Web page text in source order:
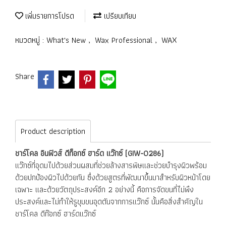
เพิ่มรายการโปรด
เปรียบเทียบ
หมวดหมู่ : What's New , Wax Professional , WAX
Share
Product description
ชาร์โคล อินฟิวส์ ดีท็อกซ์ ฮาร์ด แว๊กซ์ (GIW-0286)
แว๊กซ์ที่อุดมไปด้วยส่วนผสมที่ช่วยล้างสารพิษและช่วยบำรุงผิวพร้อม
ด้วยปกป้องผิวไปด้วยกัน ซึ่งด้วยสูตรที่พัฒนาขึ้นมาสำหรับผิวหน้าโดย
เฉพาะ และด้วยวัตถุประสงค์อีก 2 อย่างนี้ คือการจัดขนที่ไม่พึง
ประสงค์และไม่ทำให้รูขุมขนอุดตันจากการแว๊กซ์ นั้นคือสิ่งสำคัญใน
ชาร์โคล ดีท๊อกซ์ ฮาร์ดแว๊กซ์